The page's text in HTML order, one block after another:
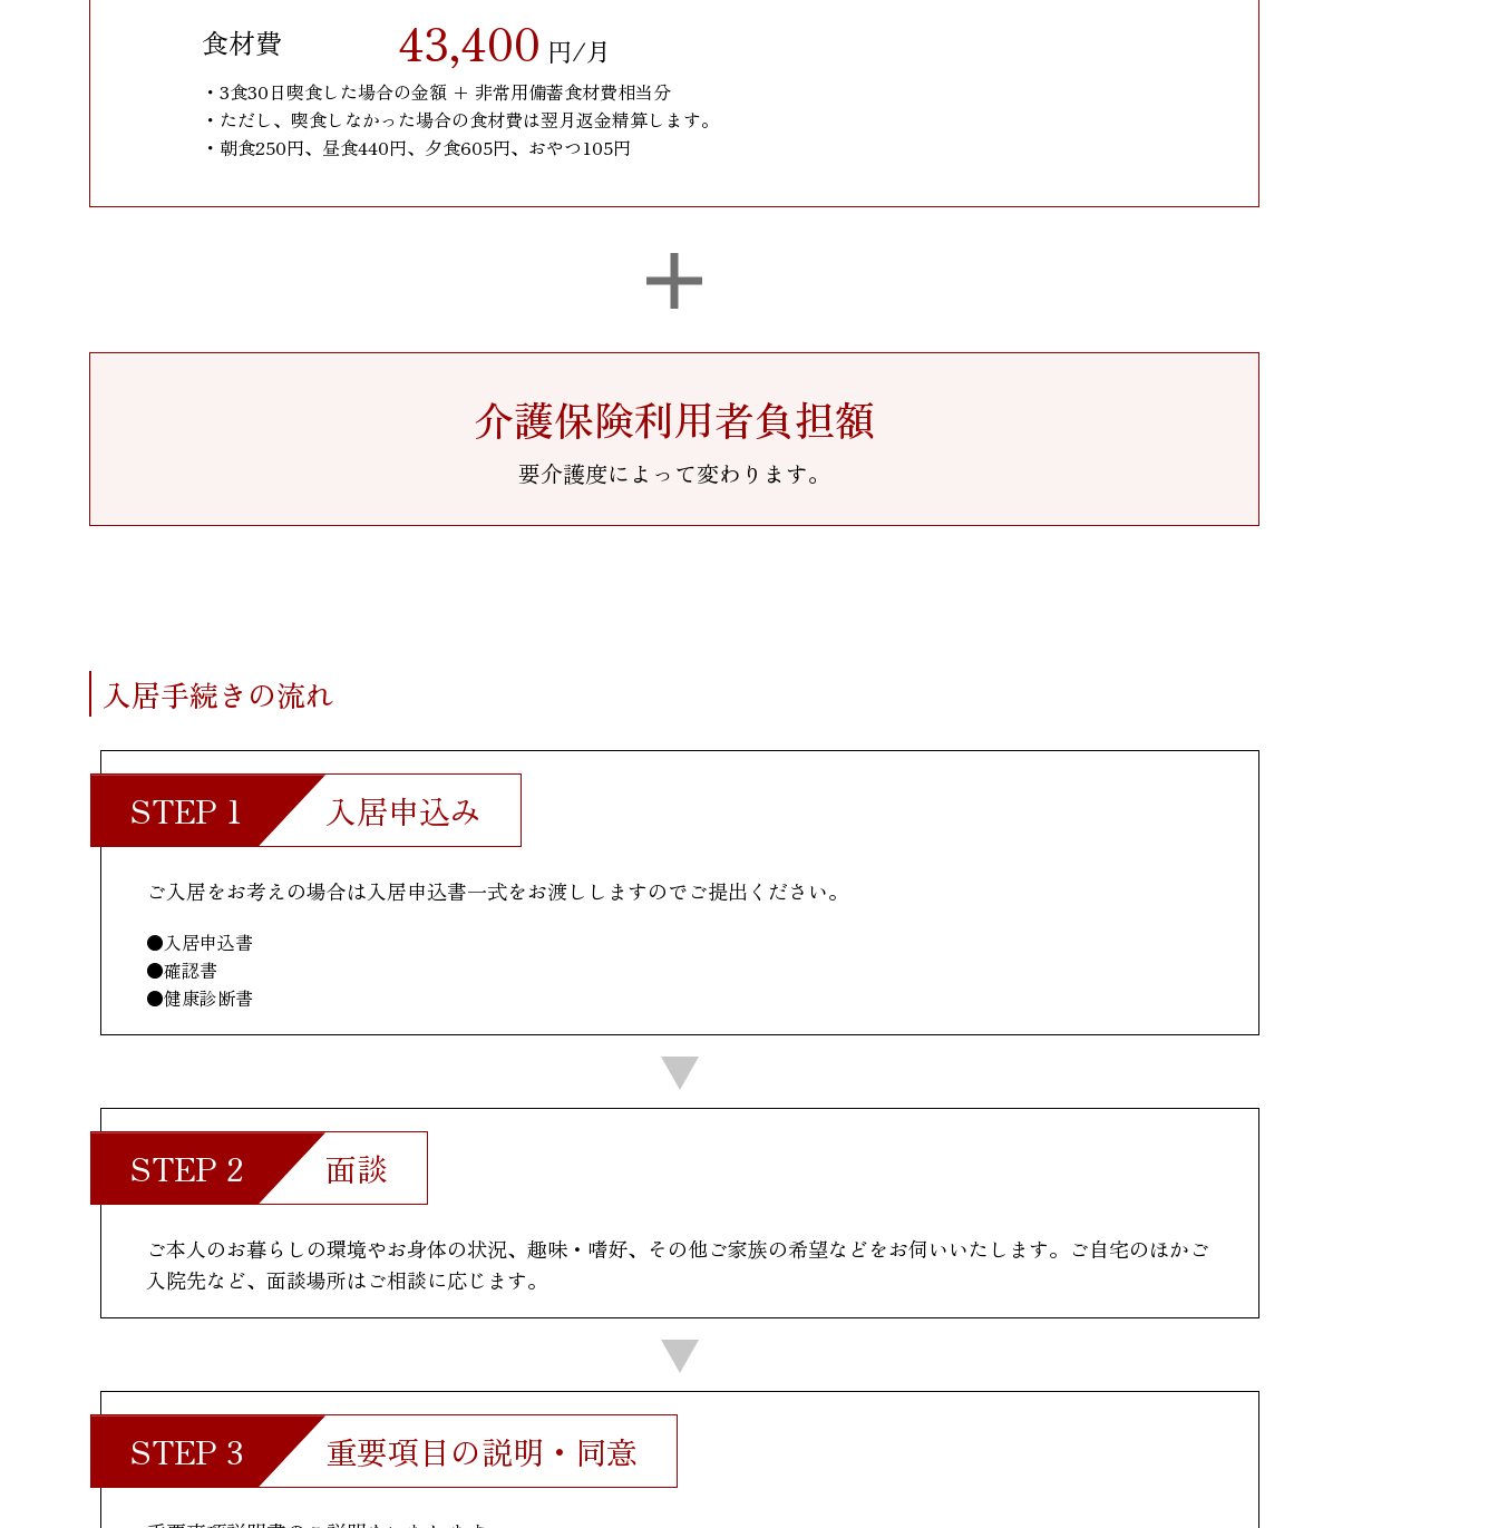
食材費 43,400 円/月
・3食30日喫食した場合の金額 + 非常用備蓄食材費相当分
・ただし、喫食しなかった場合の食材費は翌月返金精算します。
・朝食250円、昼食440円、夕食605円、おやつ105円
介護保険利用者負担額
要介護度によって変わります。
入居手続きの流れ
入居申込み
ご入居をお考えの場合は入居申込書一式をお渡ししますのでご提出ください。
●入居申込書
●確認書
●健康診断書
面談
ご本人のお暮らしの環境やお身体の状況、趣味・嗜好、その他ご家族の希望などをお伺いいたします。ご自宅のほかご
入院先など、面談場所はご相談に応じます。
重要項目の説明・同意